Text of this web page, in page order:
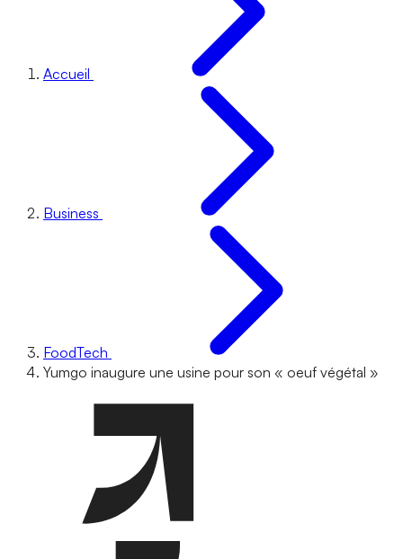
Accueil
Business
FoodTech
Yumgo inaugure une usine pour son « oeuf végétal »